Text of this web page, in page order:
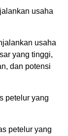
usaha
usaha
yang tinggi,
dan potensi
petelur yang
petelur yang